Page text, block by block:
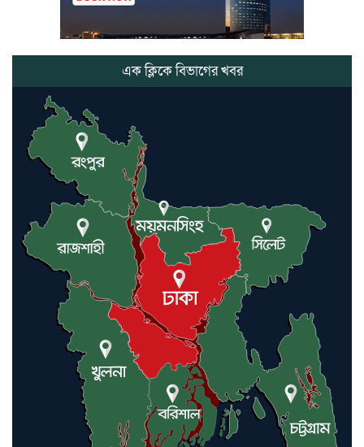
ভোলাগঞ্জ স্থলবন্দরে এলসি আটকে
হয়রানির অভিযোগ, বিএনপির সাবেক
সভাপতির
গলিত মরদেহ উদ্ধার
লন্ডনে আদমপুর ইউনাইটেড কলেজ
বাস্তবায়ন নিয়ে আলোচনা সভা
আন্তর্জাতিক মানবাধিকার সম্মেলনে
বিশেষ সম্মাননা পেলেন ফারুক খাঁন,
শ্রীমঙ্গলে সংবর্ধনা
এক ক্লিকে বিভাগের খবর